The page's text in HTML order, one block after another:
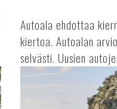
Autoala ehdottaa
kiertoa. Autoalan
selvästi. Uusien
Rekisteröinnit